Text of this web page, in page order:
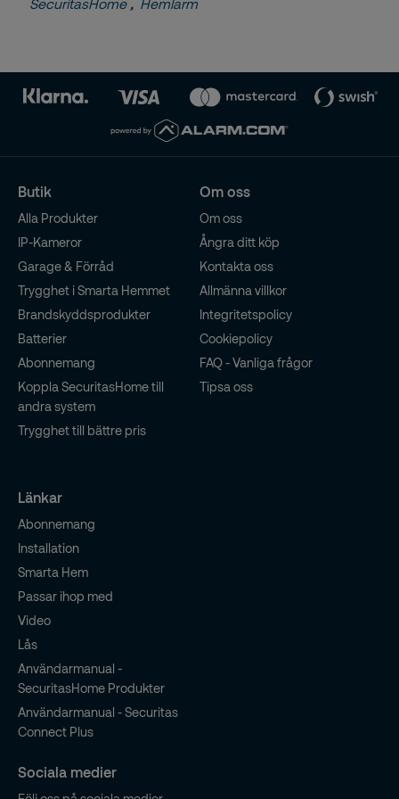
SecuritasHome, Hemlarm
Butik
Alla Produkter
IP-Kameror
Garage & Förråd
Trygghet i Smarta Hemmet
Brandskyddsprodukter
Batterier
Abonnemang
Koppla SecuritasHome till
andra system
Trygghet till bättre pris
Om oss
Om oss
Ångra ditt köp
Kontakta oss
Allmänna villkor
Integritetspolicy
Cookiepolicy
FAQ - Vanliga frågor
Tipsa oss
Länkar
Abonnemang
Installation
Smarta Hem
Passar ihop med
Video
Lås
Användarmanual -
SecuritasHome Produkter
Användarmanual - Securitas
Connect Plus
Sociala medier